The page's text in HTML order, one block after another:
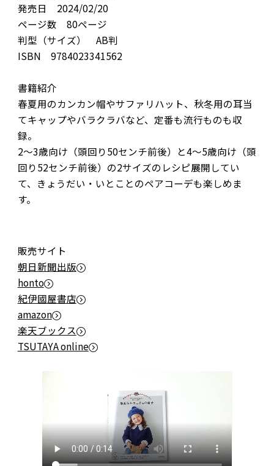
発売日 2024/02/20
ページ数 80ページ
判型（サイズ） AB判
ISBN 9784023341562
書籍紹介
春夏用のカンカン帽やサファリハット、秋冬用の耳当
てキャップやバラクラバなど、定番も流行ものも収
録。
2～3歳向け（頭回り50センチ前後）と4～5歳向け（頭
回り52センチ前後）の2サイズのレシピ展開してい
て、きょうだい・いとことのペアコーデも楽しめま
す。
販売サイト
朝日新聞出版
honto
紀伊國屋書店
amazon
楽天ブックス
TSUTAYA online